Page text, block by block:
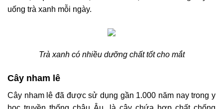
uống trà xanh mỗi ngày.
Trà xanh có nhiều dưỡng chất tốt cho mắt
Cây nham lê
Cây nham lê đã được sử dụng gần 1.000 năm nay trong y